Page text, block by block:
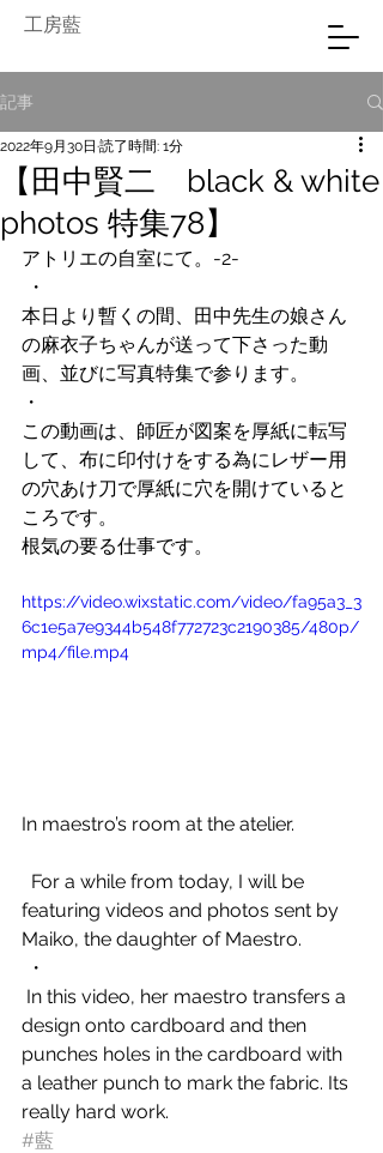
工房藍
記事
【田中賢二 black & white
photos 特集78】
2022年9月30日 読了時間: 1分
アトリエの自室にて。-2-
・
本日より暫くの間、田中先生の娘さん
の麻衣子ちゃんが送って下さった動
画、並びに写真特集で参ります。
・
この動画は、師匠が図案を厚紙に転写
して、布に印付けをする為にレザー用
の穴あけ刀で厚紙に穴を開けていると
ころです。
根気の要る仕事です。
https://video.wixstatic.com/video/fa95a3_3
6c1e5a7e9344b548f772723c2190385/480p/
mp4/file.mp4
In maestro’s room at the atelier.
featuring videos and photos sent by
Maiko, the daughter of Maestro.
・
design onto cardboard and then
punches holes in the cardboard with
a leather punch to mark the fabric. Its
really hard work.
#藍